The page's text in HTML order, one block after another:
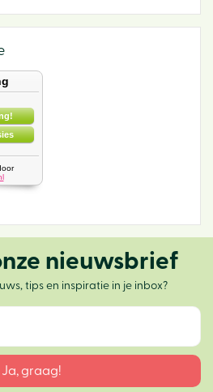
nieuwsbrief
tips en inspiratie in je inbox?